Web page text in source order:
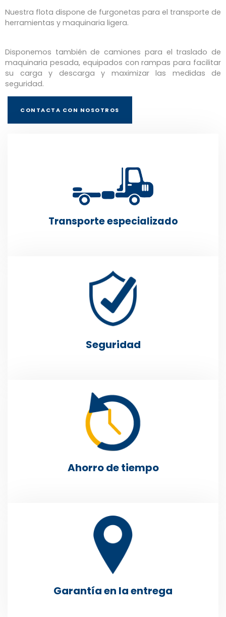
Nuestra flota dispone de furgonetas para el transporte de
herramientas y maquinaria ligera.
Disponemos también de camiones para el traslado de
maquinaria pesada, equipados con rampas para facilitar
su carga y descarga y maximizar las medidas de
seguridad.
CONTACTA CON NOSOTROS
Transporte especializado
Seguridad
Ahorro de tiempo
Garantía en la entrega